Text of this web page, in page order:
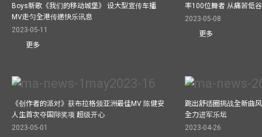
Boys新歌《我们的移动城堡》 设大型宣传车播
MV走匀全港传递快乐讯息
2023-05-11
更多
率100位舞者 从痛苦低
2023-05-08
更多
《创作者的派对》获布拉格颁亚洲最佳MV 陈健安
人生首次夺国际奖项 超级开心
2023-05-01
跳出舒适圈挑战全新曲
全力进军乐坛
2023-04-26